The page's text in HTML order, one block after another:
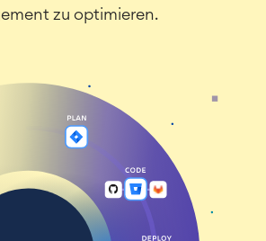
zu optimieren.